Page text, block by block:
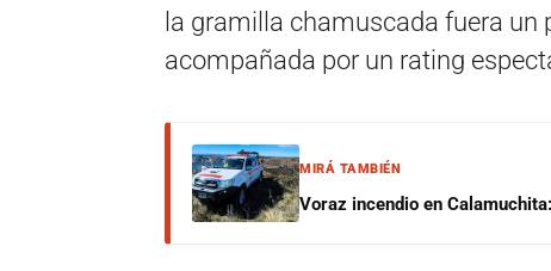
la gramilla chamuscada fuera un
acompañada por un rating
MIRÁ TAMBIÉN
Voraz incendio en